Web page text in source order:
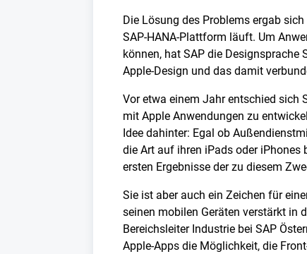
Die Lösung des Problems ergab
SAP-HANA-Plattform läuft. Um
können, hat SAP die
Apple-Design und das damit
Vor etwa einem Jahr entschied sich
mit Apple Anwendungen zu
Idee dahinter: Egal ob
die Art auf ihren iPads oder
ersten Ergebnisse der zu diesem
Sie ist aber auch ein Zeichen für
seinen mobilen Geräten verstärkt in
Bereichsleiter Industrie bei SAP
Apple-Apps die Möglichkeit, die